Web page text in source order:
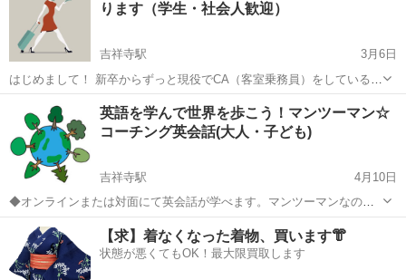
たの１０分間です。 で...
ります（学生・社会人歓迎）
吉祥寺駅
3月6日
はじめまして！ 新卒からずっと現役でCA（客室乗務員）をしているな
すのと申します！✈️ 普段は仕事で世界中を飛び回り、日常的に英語を
使ってフライトしています！！ 私自身、学生時代は英語や将来のこと
でたくさん悩み、周りの大人...
武蔵野市 吉祥寺駅 英語 社会人
英語を学んで世界を歩こう！マンツーマン☆
コーチング英会話(大人・子ども)
吉祥寺駅
4月10日
◆オンラインまたは対面にて英会話が学べます。マンツーマンなの
で、自分のペース合ったレッスンが受けられます。英語で話すことが
楽しくなり、自信が持てるように指導します。初心者の方でも簡単な
ところから始められますので安心です。 ...
東京 武蔵野市 吉祥寺駅 英会話 レッスン
【求】着なくなった着物、買います👘
状態が悪くてもOK！最大限買取します